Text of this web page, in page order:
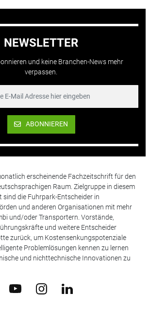
NEWSLETTER
und keine Branchen-News mehr
verpassen.
ABONNIEREN
erscheinende Fachzeitschrift für den
Raum. Zielgruppe in diesem
die Fuhrpark-Entscheider in
und anderen Organisationen mit mehr
und/oder Transportern. Vorstände,
und weitere Entscheider
zurück, um Kostensenkungspotenziale
Problemlösungen kennen zu lernen
und nichttechnische Innovationen zu